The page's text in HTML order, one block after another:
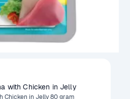
with Chicken in Jelly
Chicken in Jelly 80 gram